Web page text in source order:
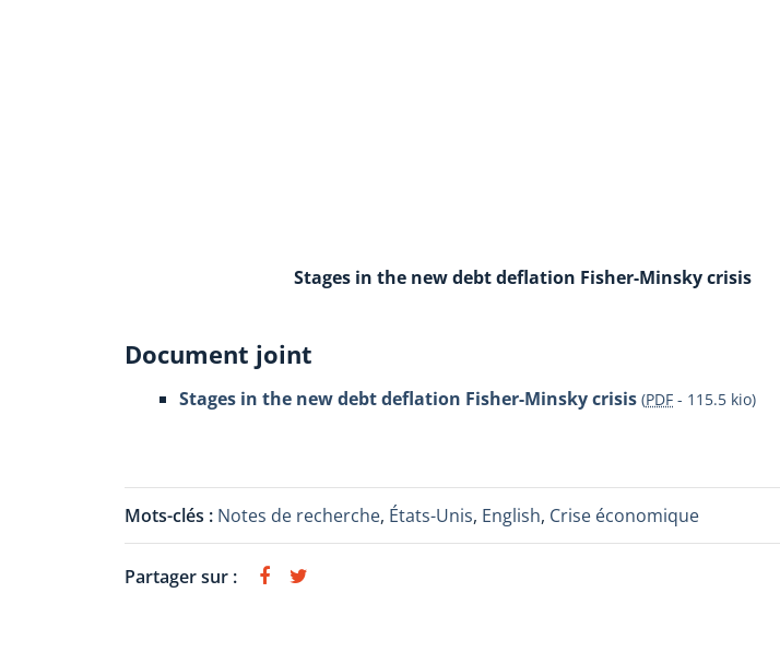
Stages in the new debt deflation Fisher-Minsky crisis
Document joint
Stages in the new debt deflation Fisher-Minsky crisis (PDF - 115.5 kio)
Mots-clés : Notes de recherche, États-Unis, English, Crise économique
Partager sur :